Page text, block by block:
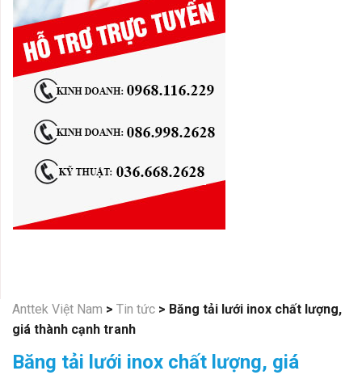
Anttek Việt Nam > Tin tức > Băng tải lưới inox chất lượng,
giá thành cạnh tranh
Băng tải lưới inox chất lượng, giá